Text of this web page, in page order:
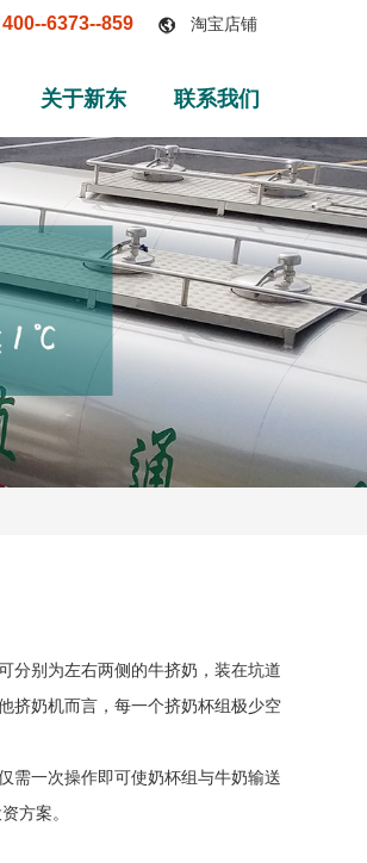
淘宝店铺
400--6373--859
关于新东 联系我们
分别为左右两侧的牛挤奶，装在坑道
挤奶机而言，每一个挤奶杯组极少空
需一次操作即可使奶杯组与牛奶输送
方案。